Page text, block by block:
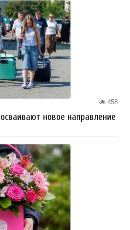
458
новое направление